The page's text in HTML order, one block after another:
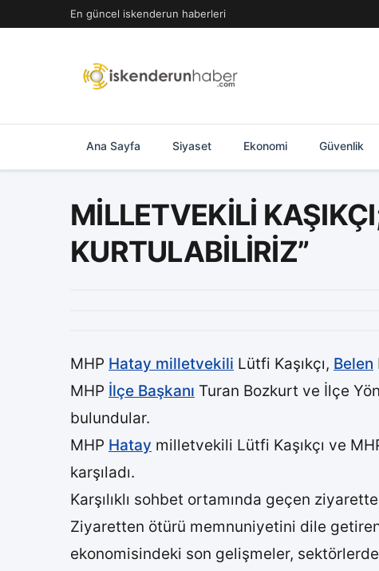
geç
En güncel iskenderun haberleri
Ana Sayfa Siyaset Ekonomi Güvenlik
MİLLETVEKİLİ
KURTULABİLİRİZ”
MHP Hatay milletvekili Lütfi Kaşıkçı, Belen
MHP İlçe Başkanı Turan Bozkurt ve İlçe
bulundular.
MHP Hatay milletvekili Lütfi Kaşıkçı ve
karşıladı.
Karşılıklı sohbet ortamında geçen
Ziyaretten ötürü memnuniyetini dile
ekonomisindeki son gelişmeler,